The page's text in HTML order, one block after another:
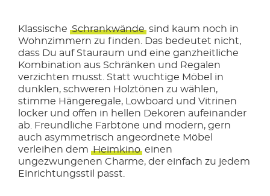
Klassische Schrankwände sind kaum noch in
Wohnzimmern zu finden. Das bedeutet nicht,
dass Du auf Stauraum und eine ganzheitliche
Kombination aus Schränken und Regalen
verzichten musst. Statt wuchtige Möbel in
dunklen, schweren Holztönen zu wählen,
stimme Hängeregale, Lowboard und Vitrinen
locker und offen in hellen Dekoren aufeinander
ab. Freundliche Farbtöne und modern, gern
auch asymmetrisch angeordnete Möbel
verleihen dem Heimkino einen
ungezwungenen Charme, der einfach zu jedem
Einrichtungsstil passt.